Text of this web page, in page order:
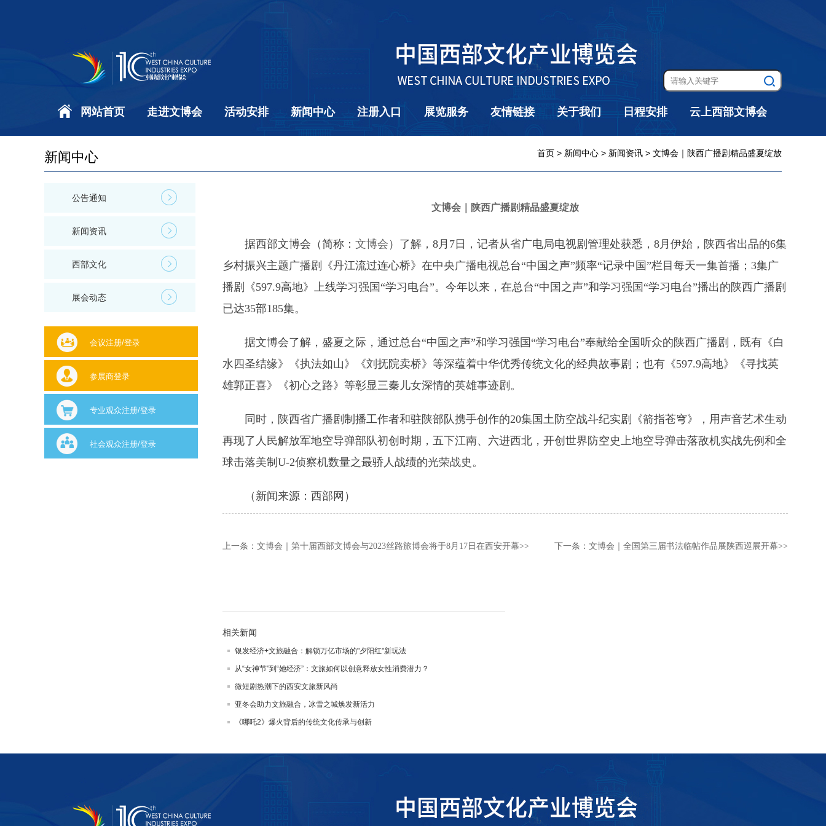
网站首页 走进文博会 活动安排 新闻中心 注册入口 展览服务 友情链接 关于我们 日程安排 云上西部文博会
新闻中心 首页 > 新闻中心 > 新闻资讯 > 文博会｜陕西广播剧精品盛夏绽放
公告通知
新闻资讯
西部文化
展会动态
会议注册/登录
参展商登录
专业观众注册/登录
社会观众注册/登录
文博会｜陕西广播剧精品盛夏绽放
据西部文博会（简称： 文博会 ）了解，8月7日，记者从省广电局电视剧管理处获悉，8月伊始，陕西省出品的6集
乡村振兴主题广播剧《丹江流过连心桥》在中央广播电视总台“中国之声”频率“记录中国”栏目每天一集首播；3集广
播剧《597.9高地》上线学习强国“学习电台”。今年以来，在总台“中国之声”和学习强国“学习电台”播出的陕西广播剧
已达35部185集。
据文博会了解，盛夏之际，通过总台“中国之声”和学习强国“学习电台”奉献给全国听众的陕西广播剧，既有《白
水四圣结缘》《执法如山》《刘抚院卖桥》等深蕴着中华优秀传统文化的经典故事剧；也有《597.9高地》《寻找英
雄郭正喜》《初心之路》等彰显三秦儿女深情的英雄事迹剧。
同时，陕西省广播剧制播工作者和驻陕部队携手创作的20集国土防空战斗纪实剧《箭指苍穹》，用声音艺术生动
再现了人民解放军地空导弹部队初创时期，五下江南、六进西北，开创世界防空史上地空导弹击落敌机实战先例和全
球击落美制U-2侦察机数量之最骄人战绩的光荣战史。
（新闻来源：西部网）
上一条： 文博会｜第十届西部文博会与2023丝路旅博会将于8月17日在西安开幕>> 下一条： 文博会｜全国第三届书法临帖作品展陕西巡展开幕>>
相关新闻
银发经济+文旅融合：解锁万亿市场的"夕阳红"新玩法
从“女神节”到“她经济”：文旅如何以创意释放女性消费潜力？
微短剧热潮下的西安文旅新风尚
亚冬会助力文旅融合，冰雪之城焕发新活力
《哪吒2》爆火背后的传统文化传承与创新